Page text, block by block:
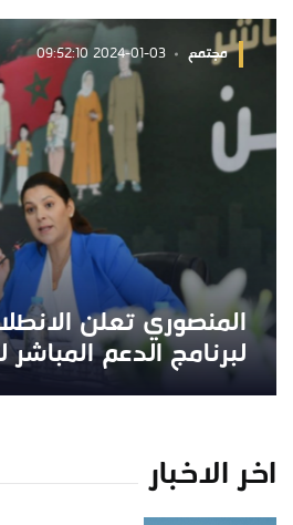
مجتمع 2024-01-03 09:52:10
المنصوري تعلن
لبرنامج الدعم
اخر الاخبار